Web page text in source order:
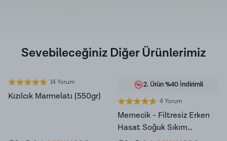
Sevebileceğiniz Diğer Ürünlerimiz
14 Yorum
Kızılcık Marmelatı (550gr)
YENİ HASAT
2. Ürün %40 İndirimli
4 Yorum
Memecik - Filtresiz Erken
Hasat Soğuk Sıkım
Son 7 günde 465 kişi